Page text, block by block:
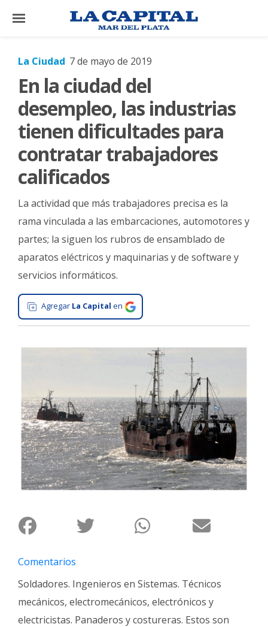
×
El
País
El
Mundo
La
Zona
Tecnología
Gastronomía
Salud
General
La
Espectáculos
Policiales
Cartelera
Fotos
de
Clasificados
La Ciudad 7 de mayo de 2019
En la ciudad del
desempleo, las industrias
tienen dificultades para
contratar trabajadores
calificados
La actividad que más trabajadores precisa es la
rama vinculada a las embarcaciones, automotores y
partes; la siguen los rubros de ensamblado de
aparatos eléctricos y maquinarias y de software y
servicios informáticos.
Agregar La Capital en
Comentarios
Soldadores. Ingenieros en Sistemas. Técnicos
mecánicos, electromecánicos, electrónicos y
electricistas. Panaderos y costureras. Estos son